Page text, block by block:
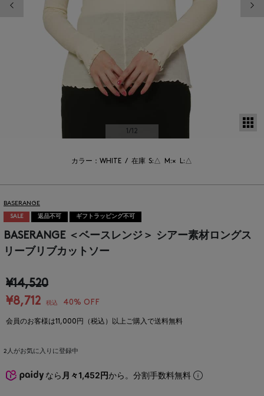
1/12
カラー：WHITE / 在庫 S:△ M:× L:△
BASERANGE
SALE 返品不可 ギフトラッピング不可
BASERANGE ＜ベースレンジ＞ シアー素材ロングス
リーブリブカットソー
¥14,520
¥8,712
税込 40% OFF
会員のお客様は11,000円（税込）以上ご購入で送料無料
2 人がお気に入りに登録中
なら 月々1,452円から。分割手数料無料